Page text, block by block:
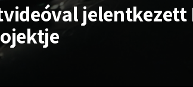
jelentkezett